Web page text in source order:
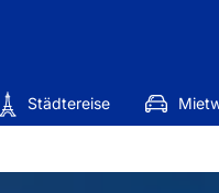
Städtereise